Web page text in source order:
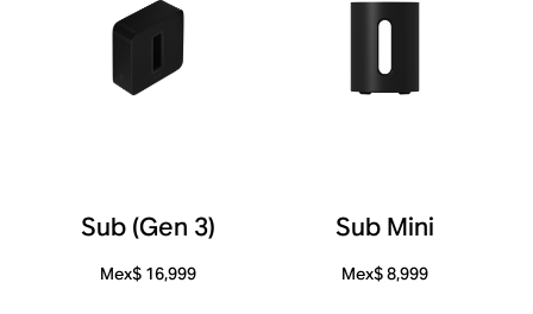
Sub (Gen 3)
Mex$ 16,999
Sub Mini
Mex$ 8,999